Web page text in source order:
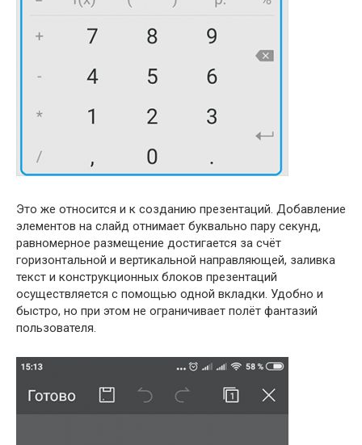
Это же относится и к созданию презентаций. Добавление
элементов на слайд отнимает буквально пару секунд,
равномерное размещение достигается за счёт
горизонтальной и вертикальной направляющей, заливка
текст и конструкционных блоков презентаций
осуществляется с помощью одной вкладки. Удобно и
быстро, но при этом не ограничивает полёт фантазий
пользователя.